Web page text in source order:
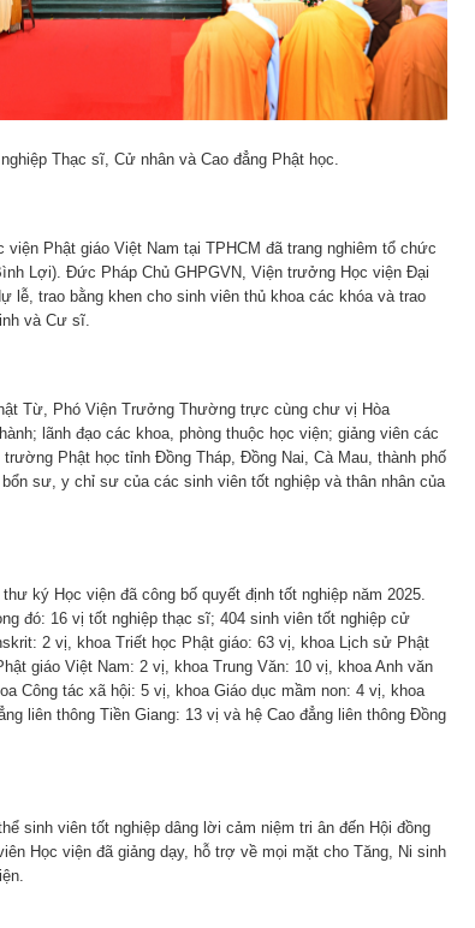
Thạc sĩ, Cử nhân và Cao đẳng Phật học.
Phật giáo Việt Nam tại TPHCM đã trang nghiêm tổ chức
Lợi). Đức Pháp Chủ GHPGVN, Viện trưởng Học viện Đại
lễ, trao bằng khen cho sinh viên thủ khoa các khóa và trao
và Cư sĩ.
Từ, Phó Viện Trưởng Thường trực cùng chư vị Hòa
lãnh đạo các khoa, phòng thuộc học viện; giảng viên các
Phật học tỉnh Đồng Tháp, Đồng Nai, Cà Mau, thành phố
sư, y chỉ sư của các sinh viên tốt nghiệp và thân nhân của
ký Học viện đã công bố quyết định tốt nghiệp năm 2025.
đó: 16 vị tốt nghiệp thạc sĩ; 404 sinh viên tốt nghiệp cử
2 vị, khoa Triết học Phật giáo: 63 vị, khoa Lịch sử Phật
giáo Việt Nam: 2 vị, khoa Trung Văn: 10 vị, khoa Anh văn
Công tác xã hội: 5 vị, khoa Giáo dục mầm non: 4 vị, khoa
liên thông Tiền Giang: 13 vị và hệ Cao đẳng liên thông Đồng
sinh viên tốt nghiệp dâng lời cảm niệm tri ân đến Hội đồng
Học viện đã giảng dạy, hỗ trợ về mọi mặt cho Tăng, Ni sinh